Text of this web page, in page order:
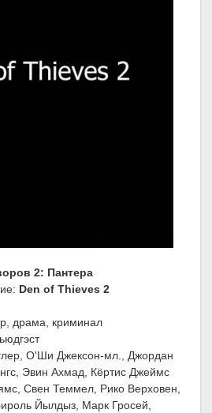
2: Пантера
Den of Thieves 2
драма, криминал
О'Ши Джексон-мл., Джордан
Эвин Ахмад, Кёртис Джеймс
Свен Теммел, Рико Верховен,
Йылдыз, Марк Гросей,